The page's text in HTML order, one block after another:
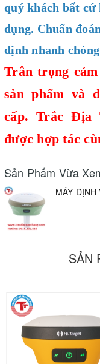
quý khách bất cứ
dụng. Chuẩn
định nhanh
Trân trọng
sản phẩm và
cấp.Trắc Địa
được hợp tác
Sản Phẩm Vừa
MÁY ĐỊNH
SẢN